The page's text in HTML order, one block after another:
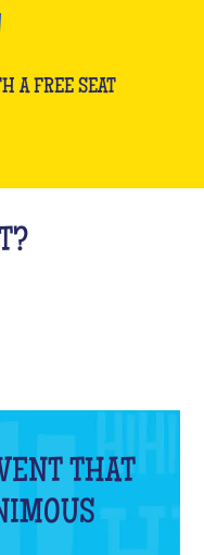
A FREE SEAT
THAT